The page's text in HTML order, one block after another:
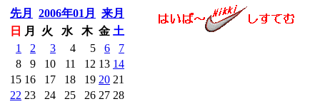
先月 2006年01月
来月
日
月 火 水 木 金 土
1
2 3 4 5 6
7
8
9 10 11 12 13 14
15 16 17 18 19 20 21
22 23 24 25 26 27 28